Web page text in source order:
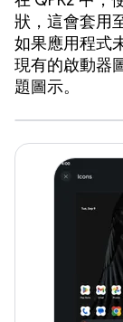
狀，這會套用
如果應用程式
現有的啟動器
題圖示。